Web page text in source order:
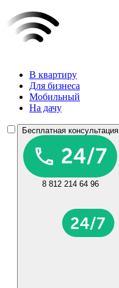
В квартиру
Для бизнеса
Мобильный
На дачу
Бесплатная консультация
8 812 214 64 96